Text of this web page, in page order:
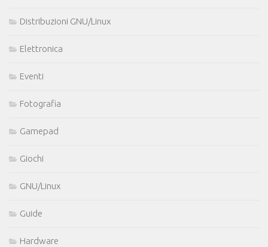
Distribuzioni GNU/Linux
Elettronica
Eventi
Fotografia
Gamepad
Giochi
GNU/Linux
Guide
Hardware